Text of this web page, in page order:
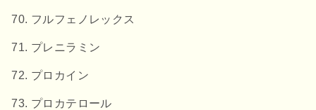
フルフェノレックス
プレニラミン
プロカイン
プロカテロール